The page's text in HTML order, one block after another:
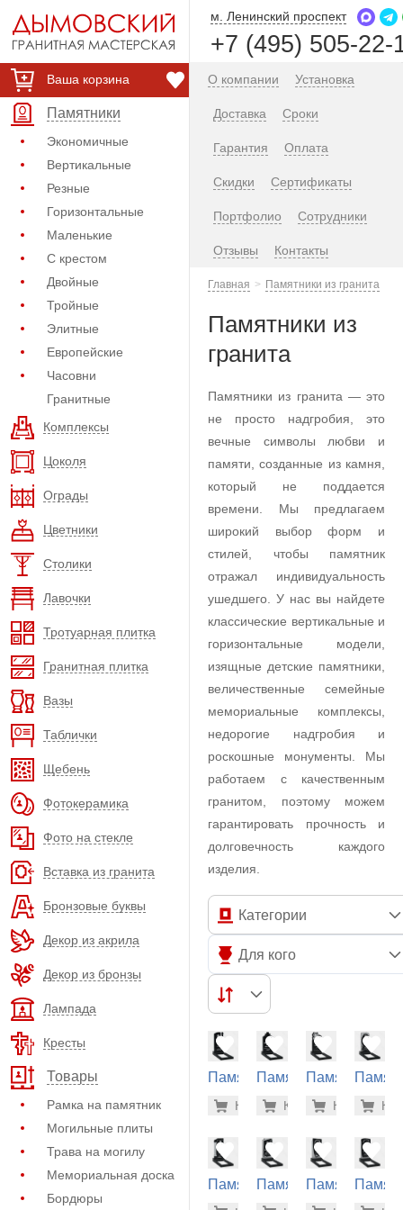
Ваша корзина
Памятники
Экономичные
Вертикальные
Резные
Горизонтальные
Маленькие
С крестом
Двойные
Тройные
Элитные
Европейские
Часовни
Гранитные
Комплексы
Цоколя
Ограды
Цветники
Столики
Лавочки
Тротуарная плитка
Гранитная плитка
Вазы
Таблички
Щебень
Фотокерамика
Фото на стекле
Вставка из гранита
Бронзовые буквы
Декор из акрила
Декор из бронзы
Лампада
Кресты
Товары
Рамка на памятник
Могильные плиты
Трава на могилу
Мемориальная доска
Бордюры
м. Ленинский проспект
+7 (495) 505-22-
О компании Установка
Доставка Сроки
Гарантия Оплата
Скидки Сертификаты
Портфолио Сотрудники
Отзывы Контакты
Главная Памятники из гранита
Памятники из
гранита
Памятники из гранита — это
не просто надгробия, это
вечные символы любви и
памяти, созданные из камня,
который не поддается
времени. Мы предлагаем
широкий выбор форм и
стилей, чтобы памятник
отражал индивидуальность
ушедшего. У нас вы найдете
классические вертикальные и
горизонтальные модели,
изящные детские памятники,
величественные семейные
мемориальные комплексы,
недорогие надгробия и
роскошные монументы. Мы
работаем с качественным
гранитом, поэтому можем
гарантировать прочность и
долговечность каждого
изделия.
Категории
Для кого
Памятник
гранита
-7% 28.800
Купить
Памятник
гранита
-7%
Купить
Памятник
гранита
-
Купить
ПамятникПамятникПамятник